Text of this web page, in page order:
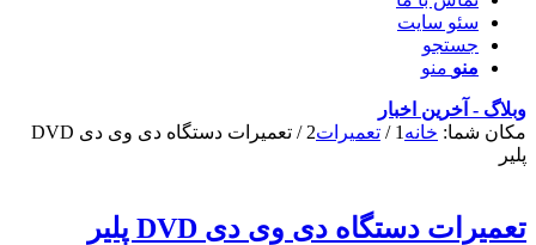
سئو سایت
جستجو
منو منو
وبلاگ - آخرین اخبار
مکان شما: خانه 1
/ تعمیرات2
/
تعمیرات دستگاه دی وی دی DVD
پلیر
تعمیرات دستگاه دی وی دی DVD پلیر